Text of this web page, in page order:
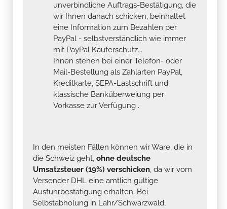
unverbindliche Auftrags-Bestätigung, die
wir Ihnen danach schicken, beinhaltet
eine Information zum Bezahlen per
PayPal - selbstverständlich wie immer
mit PayPal Käuferschutz...
Ihnen stehen bei einer Telefon- oder
Mail-Bestellung als Zahlarten PayPal,
Kreditkarte, SEPA-Lastschrift und
klassische Banküberweiung per
Vorkasse zur Verfügung .
In den meisten Fällen können wir Ware, die in
die Schweiz geht, ohne deutsche
Umsatzsteuer (19%) verschicken, da wir vom
Versender DHL eine amtlich gültige
Ausfuhrbestätigung erhalten. Bei
Selbstabholung in Lahr/Schwarzwald,